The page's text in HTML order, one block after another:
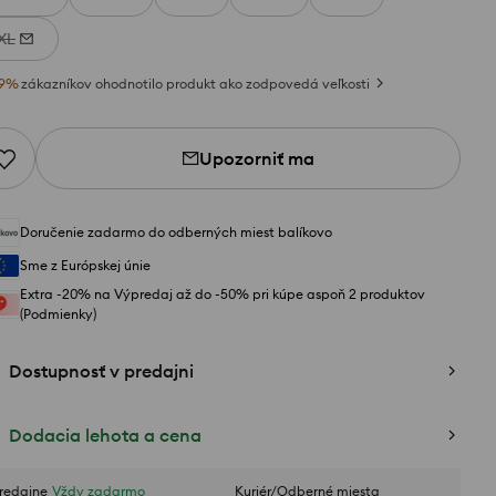
%zákazníkov ohodnotilo produkt ako zodpovedá veľkosti
Upozorniť ma
Doručenie zadarmo do odberných miest balíkovo
Sme z Európskej únie
Extra -20% na Výpredaj až do -50% pri kúpe aspoň 2 produktov
(Podmienky)
Dostupnosť v predajni
Dodacia lehota a cena
Vždy zadarmo Kuriér/Odberné miesta